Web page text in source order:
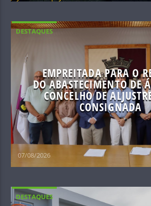
DESTAQUES
EMPREITADA PARA O
DO ABASTECIMENTO DE
CONCELHO DE
CONSIGNADA
07/08/2026
DESTAQUES